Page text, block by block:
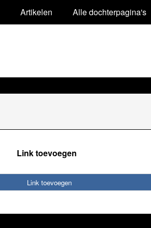
Artikelen Alle dochterpagina's
Link toevoegen
Link toevoegen